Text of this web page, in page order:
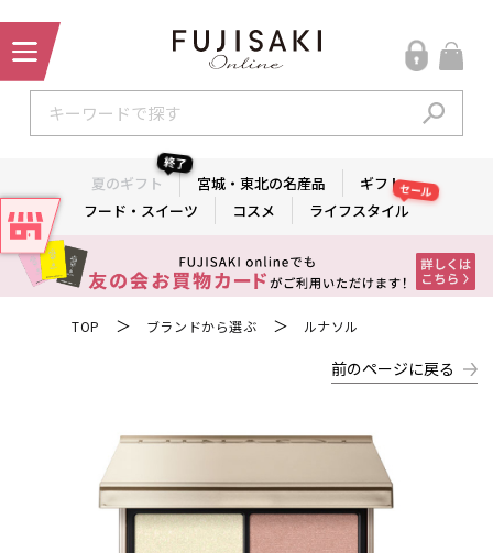
夏のギフト
終了
宮城・東北の名産品
ギフト
フード・スイーツ
コスメ ライフスタイル
セール
TOP ＞ ブランドから選ぶ ＞ ルナソル
前のページに戻る